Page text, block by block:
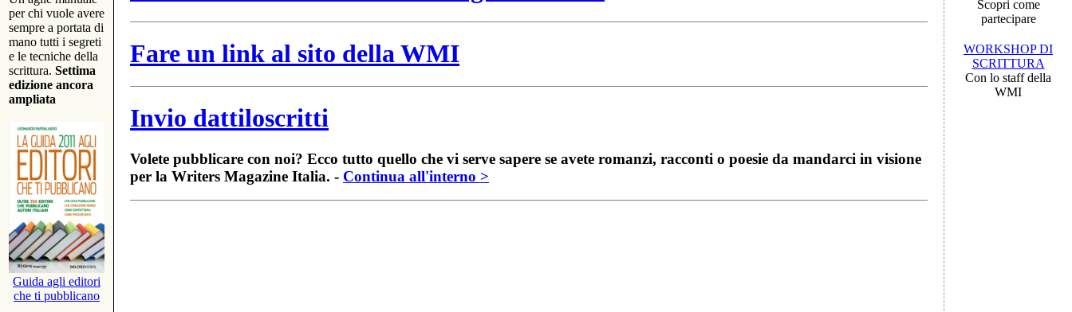
per chi vuole avere
sempre a portata di
mano tutti i segreti
e le tecniche della
scrittura. Settima
edizione ancora
ampliata
Guida agli editori
che ti pubblicano
Fare un link al sito della WMI
Invio dattiloscritti
Volete pubblicare con noi? Ecco tutto quello che vi serve sapere se avete romanzi, racconti o poesie da mandarci in visione
per la Writers Magazine Italia. - Continua all'interno >
Scopri come
partecipare
WORKSHOP DI
SCRITTURA
Con lo staff della
WMI